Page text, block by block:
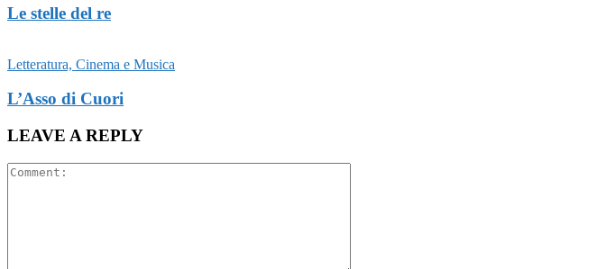
Le stelle del re
Letteratura, Cinema e Musica
L’Asso di Cuori
LEAVE A REPLY